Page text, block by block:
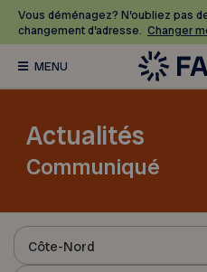
Vous déménagez? N’oubliez pas
changement d’adresse. Changer
Actualités
Communiqué
Côte-Nord